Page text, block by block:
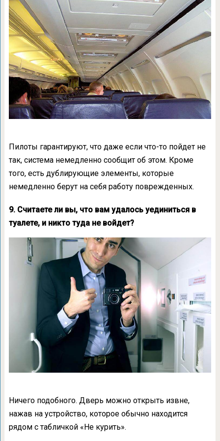
Пилоты гарантируют, что даже если что-то пойдет не
так, система немедленно сообщит об этом. Кроме
того, есть дублирующие элементы, которые
немедленно берут на себя работу поврежденных.
9. Считаете ли вы, что вам удалось уединиться в
туалете, и никто туда не войдет?
Ничего подобного. Дверь можно открыть извне,
нажав на устройство, которое обычно находится
рядом с табличкой «Не курить».